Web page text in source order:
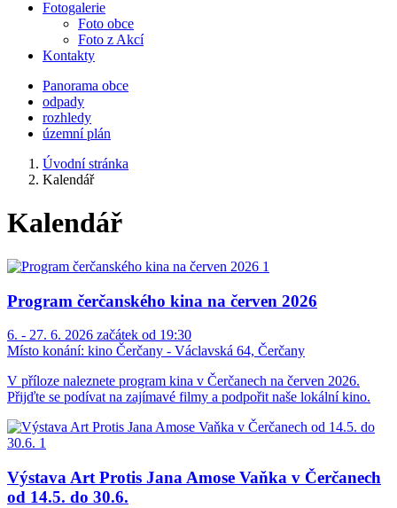
Fotogalerie
Foto obce
Foto z Akcí
Kontakty
Panorama obce
odpady
rozhledy
územní plán
Úvodní stránka
Kalendář
Kalendář
Program čerčanského kina na červen 2026
6. - 27. 6. 2026 začátek od 19:30
Místo konání: kino Čerčany - Václavská 64, Čerčany
V příloze naleznete program kina v Čerčanech na červen 2026.
Přijďte se podívat na zajímavé filmy a podpořit naše lokální kino.
Výstava Art Protis Jana Amose Vaňka v Čerčanech
od 14.5. do 30.6.